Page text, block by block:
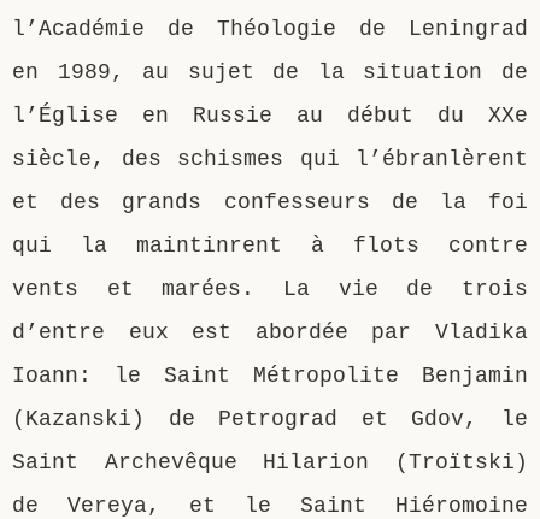
l’Académie de Théologie de Leningrad
en 1989, au sujet de la situation de
l’Église en Russie au début du XXe
siècle, des schismes qui l’ébranlèrent
et des grands confesseurs de la foi
qui la maintinrent à flots contre
vents et marées. La vie de trois
d’entre eux est abordée par Vladika
Ioann: le Saint Métropolite Benjamin
(Kazanski) de Petrograd et Gdov, le
Saint Archevêque Hilarion (Troïtski)
de Vereya, et le Saint Hiéromoine